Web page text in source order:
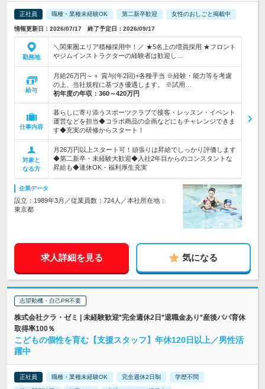
正社員 職種・業種未経験OK 第二新卒歓迎 女性のおしごと掲載中
情報更新日：2026/07/17 終了予定日：2026/09/17
勤務地
＼関東圏エリア積極採用中！／ ★5名上の増員採用 ★フロント
やジムインストラクターの経験者は歓迎し…
給与
月給26万円～＋ 賞与(年2回)+各種手当 ※経験・能力等を考慮
の上、当社規程に基づき優遇します。 ※試用…
初年度の年収： 360～420万円
仕事内容
暮らしに寄り添うスポーツクラブで接客・レッスン・イベント
運営などを担当◆コラボ商品の企画などにもチャレンジできま
す◆充実の研修からスタート！
対象と
なる方
月26万円以上スタート可！頑張りは昇給でしっかり評価します
◆第二新卒・未経験大歓迎◆入社2年目からのコンスタントな
昇給も◆連休OK・福利厚生充実
企業データ
設立：1989年3月／従業員数：724人／本社所在地：
東京都
求人詳細を見る 気になる
志望動機・自己PR不要
株式会社クラ・ゼミ | 未経験歓迎*完全週休2日*退職金あり*産後パパ育休
取得率100％
こどもの個性を育む【支援スタッフ】年休120日以上／男性活
躍中
正社員 職種・業種未経験OK 完全週休2日制 学歴不問